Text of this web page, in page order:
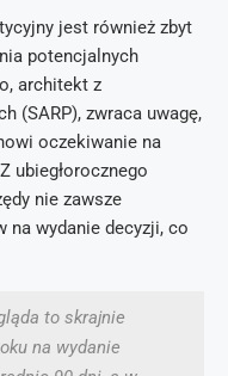
jest również zbyt
potencjalnych
architekt z
(SARP), zwraca uwagę,
oczekiwanie na
ubiegłorocznego
nie zawsze
na wydanie decyzji, co
to skrajnie
na wydanie